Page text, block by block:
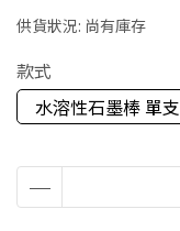
供貨狀況: 尚有庫存
款式
水溶性石墨棒 單支